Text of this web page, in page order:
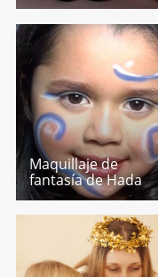
Maquillaje de
fantasía de Hada